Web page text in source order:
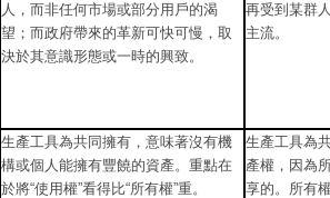
人，而非任何市場或部分用戶的渴
望；而政府帶來的革新可快可慢，取
決於其意識形態或一時的興致。
再受到某群
主流。
生產工具為共同擁有，意味著沒有機
構或個人能擁有豐饒的資產。重點在
於將“使用權”看得比“所有權”重。
生產工具為
產權，因為
享的。所有